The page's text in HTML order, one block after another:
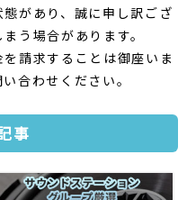
があり、誠に申し訳ござ
う場合があります。
請求することは御座いま
合わせください。
事